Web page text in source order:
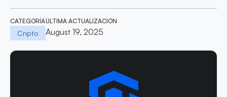
CATEGORÍA
Cripto
ÚLTIMA ACTUALIZACIÓN
August 19, 2025